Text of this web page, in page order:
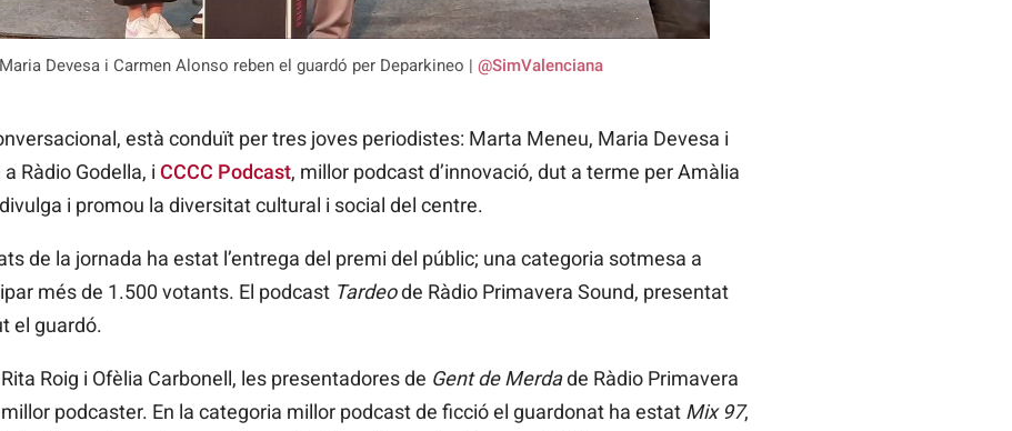
Devesa i Carmen Alonso reben el guardó per Deparkineo |@SimValenciana
està conduït per tres joves periodistes: Marta Meneu, Maria Devesa i
Ràdio Godella, i CCCC Podcast, millor podcast d’innovació, dut a terme per Amàlia
i promou la diversitat cultural i social del centre.
de la jornada ha estat l’entrega del premi del públic; una categoria sotmesa a
més de 1.500 votants. El podcast Tardeode Ràdio Primavera Sound, presentat
el guardó.
Roig i Ofèlia Carbonell, les presentadores de Gent de Merdade Ràdio Primavera
podcaster. En la categoria millor podcast de ficció el guardonat ha estat Mix 97,